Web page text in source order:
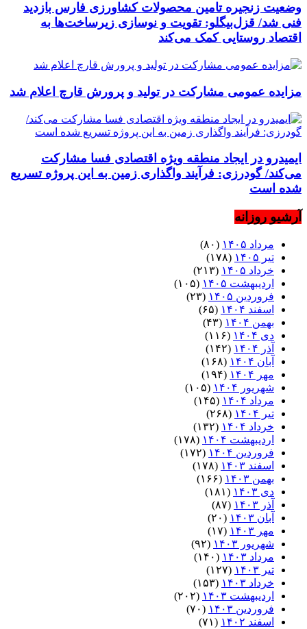
وضعیت زنجیره تامین محصولات کشاورزی فارس بازدید
فنی شد/ قزل‌بیگلو: تقویت و نوسازی زیرساخت‌ها به
اقتصاد روستایی کمک می‌کند
مزایده عمومی مشارکت در تولید و پرورش قارچ اعلام شد
ایمیدرو در ایجاد منطقه ویژه اقتصادی فسا مشارکت
می‌کند/ گودرزی: فرآیند واگذاری زمین به این پروژه تسریع
شده است
آرشیو روزانه
مرداد ۱۴۰۵
(۸۰)
تیر ۱۴۰۵
(۱۷۸)
خرداد ۱۴۰۵
(۲۱۳)
اردیبهشت ۱۴۰۵
(۱۰۵)
فروردین ۱۴۰۵
(۲۳)
اسفند ۱۴۰۴
(۶۵)
بهمن ۱۴۰۴
(۴۳)
دی ۱۴۰۴
(۱۱۶)
آذر ۱۴۰۴
(۱۴۲)
آبان ۱۴۰۴
(۱۶۸)
مهر ۱۴۰۴
(۱۹۴)
شهریور ۱۴۰۴
(۱۰۵)
مرداد ۱۴۰۴
(۱۴۵)
تیر ۱۴۰۴
(۲۶۸)
خرداد ۱۴۰۴
(۱۳۲)
اردیبهشت ۱۴۰۴
(۱۷۸)
فروردین ۱۴۰۴
(۱۷۲)
اسفند ۱۴۰۳
(۱۷۸)
بهمن ۱۴۰۳
(۱۶۶)
دی ۱۴۰۳
(۱۸۱)
آذر ۱۴۰۳
(۸۷)
آبان ۱۴۰۳
(۲۰)
مهر ۱۴۰۳
(۱۷)
شهریور ۱۴۰۳
(۹۲)
مرداد ۱۴۰۳
(۱۴۰)
تیر ۱۴۰۳
(۱۲۷)
خرداد ۱۴۰۳
(۱۵۳)
اردیبهشت ۱۴۰۳
(۲۰۲)
فروردین ۱۴۰۳
(۷۰)
اسفند ۱۴۰۲
(۷۱)